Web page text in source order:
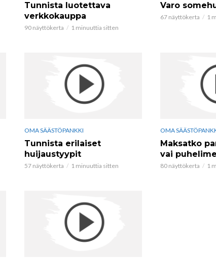
Tunnista luotettava
verkkokauppa
90 näyttökerta 1 minuuttia sitten
Varo
67 näyttökerta 1
OMA SÄÄSTÖPANKKI
Tunnista erilaiset
huijaustyypit
57 näyttökerta 1 minuuttia sitten
OMA
Maksatko
vai
80 näyttökerta 1